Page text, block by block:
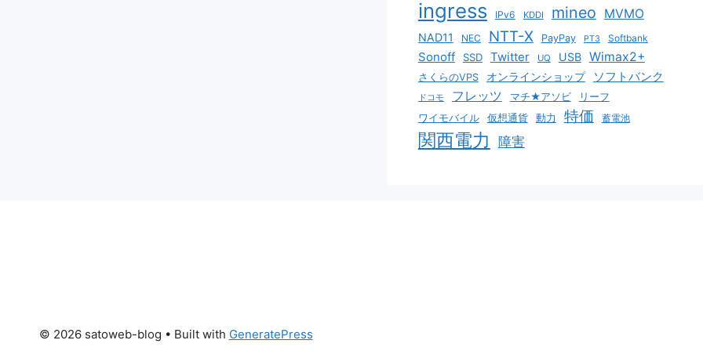
ingress IPv6 KDDI mineo MVMO
NAD11 NEC NTT-X PayPay PT3 Softbank
Sonoff SSD Twitter UQ USB Wimax2+
さくらのVPS オンラインショップ ソフトバンク
ドコモ フレッツ マチ★アソビ
リーフ
ワイモバイル
仮想通貨 動力 特価 蓄電池
関西電力 障害
© 2026 satoweb-blog • Built with GeneratePress